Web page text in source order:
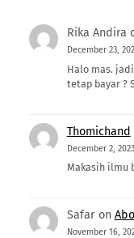
Rika Andira
December 23,
Halo mas.
tetap bayar ?
Thomichand
December 2, 2023
Makasih ilmu
Safaron
November 16,